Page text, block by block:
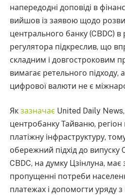
напередодні доповіді в
вийшов із заявою щодо
центрального банку (CBDC) в
регулятора підкреслив, що
складним і довгостроковим
вимагає ретельного підходу,
цифрової валюти не є
Як зазначає United Daily
центробанку Тайваню,
платіжну інфраструктуру,
обережний підхід до випуску
CBDC, на думку Цзінлуна,
пропущенні потреби
платежах і допомогти уряду